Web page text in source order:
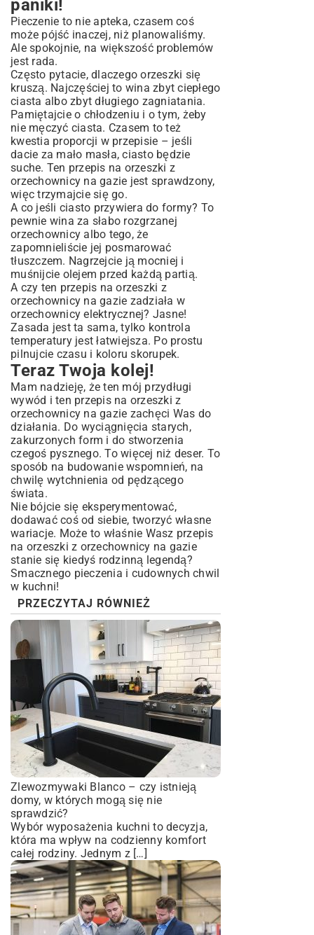
paniki!
Pieczenie to nie apteka, czasem coś
może pójść inaczej, niż planowaliśmy.
Ale spokojnie, na większość problemów
jest rada.
Często pytacie, dlaczego orzeszki się
kruszą. Najczęściej to wina zbyt ciepłego
ciasta albo zbyt długiego zagniatania.
Pamiętajcie o chłodzeniu i o tym, żeby
nie męczyć ciasta. Czasem to też
kwestia proporcji w przepisie – jeśli
dacie za mało masła, ciasto będzie
suche. Ten przepis na orzeszki z
orzechownicy na gazie jest sprawdzony,
więc trzymajcie się go.
A co jeśli ciasto przywiera do formy? To
pewnie wina za słabo rozgrzanej
orzechownicy albo tego, że
zapomnieliście jej posmarować
tłuszczem. Nagrzejcie ją mocniej i
muśnijcie olejem przed każdą partią.
A czy ten przepis na orzeszki z
orzechownicy na gazie zadziała w
orzechownicy elektrycznej? Jasne!
Zasada jest ta sama, tylko kontrola
temperatury jest łatwiejsza. Po prostu
pilnujcie czasu i koloru skorupek.
Teraz Twoja kolej!
Mam nadzieję, że ten mój przydługi
wywód i ten przepis na orzeszki z
orzechownicy na gazie zachęci Was do
działania. Do wyciągnięcia starych,
zakurzonych form i do stworzenia
czegoś pysznego. To więcej niż deser. To
sposób na budowanie wspomnień, na
chwilę wytchnienia od pędzącego
świata.
Nie bójcie się eksperymentować,
dodawać coś od siebie, tworzyć własne
wariacje. Może to właśnie Wasz przepis
na orzeszki z orzechownicy na gazie
stanie się kiedyś rodzinną legendą?
Smacznego pieczenia i cudownych chwil
w kuchni!
PRZECZYTAJ RÓWNIEŻ
Zlewozmywaki Blanco – czy istnieją
domy, w których mogą się nie
sprawdzić?
Wybór wyposażenia kuchni to decyzja,
która ma wpływ na codzienny komfort
całej rodziny. Jednym z […]